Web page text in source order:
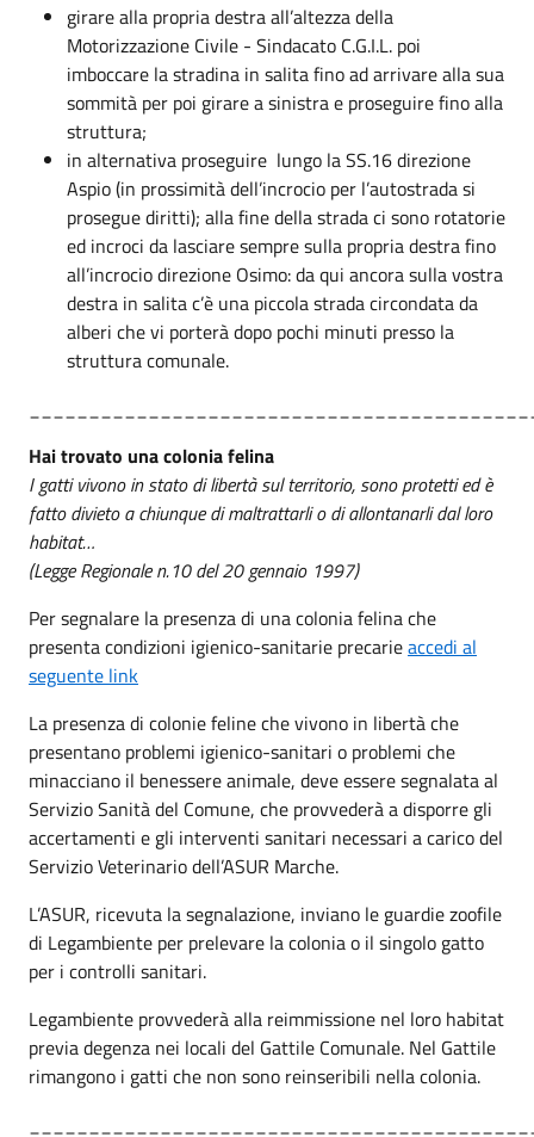
girare alla propria destra all’altezza della
Motorizzazione Civile - Sindacato C.G.I.L. poi
imboccare la stradina in salita fino ad arrivare alla sua
sommità per poi girare a sinistra e proseguire fino alla
struttura;
in alternativa proseguire lungo la SS.16 direzione
Aspio (in prossimità dell’incrocio per l’autostrada si
prosegue diritti); alla fine della strada ci sono rotatorie
ed incroci da lasciare sempre sulla propria destra fino
all’incrocio direzione Osimo: da qui ancora sulla vostra
destra in salita c’è una piccola strada circondata da
alberi che vi porterà dopo pochi minuti presso la
struttura comunale.
Hai trovato una colonia felina
I gatti vivono in stato di libertà sul territorio, sono protetti ed è
fatto divieto a chiunque di maltrattarli o di allontanarli dal loro
habitat…
(Legge Regionale n.10 del 20 gennaio 1997)
Per segnalare la presenza di una colonia felina che
presenta condizioni igienico-sanitarie precarieaccedi al
seguente link
La presenza di colonie feline che vivono in libertà che
presentano problemi igienico-sanitari o problemi che
minacciano il benessere animale, deve essere segnalata al
Servizio Sanità del Comune, che provvederà a disporre gli
accertamenti e gli interventi sanitari necessari a carico del
Servizio Veterinario dell’ASUR Marche.
L’ASUR, ricevuta la segnalazione, inviano le guardie zoofile
di Legambiente per prelevare la colonia o il singolo gatto
per i controlli sanitari.
Legambiente provvederà alla reimmissione nel loro habitat
previa degenza nei locali del Gattile Comunale. Nel Gattile
rimangono i gatti che non sono reinseribili nella colonia.